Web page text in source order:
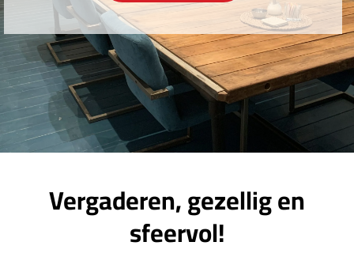
Vergaderen, gezellig en
sfeervol!